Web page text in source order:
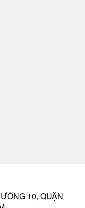
10, QUẬN